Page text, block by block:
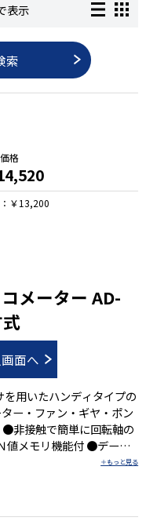
表示
索
メーター AD-
面へ
用いたハンディタイプの
ー・ファン・ギヤ・ポン
値メモリ機能付 ●データ
示機能付 ●オートレンジ機
格
￥13,200